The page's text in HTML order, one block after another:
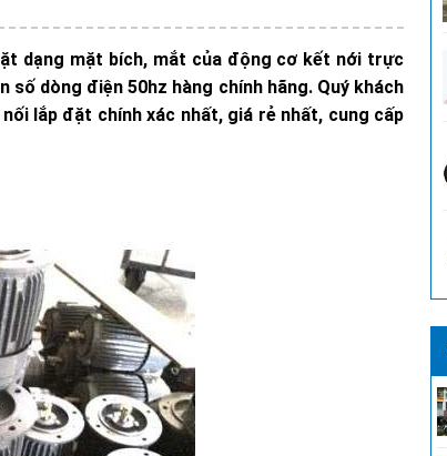
dạng mặt bích, mắt của động cơ kết nới trực
dòng điện 50hz hàng chính hãng. Quý khách
lắp đặt chính xác nhất, giá rẻ nhất, cung cấp